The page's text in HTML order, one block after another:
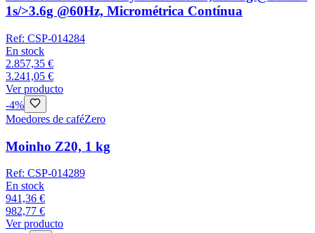
1s/>3.6g @60Hz, Micrométrica Contínua
Ref: CSP-014284
En stock
2.857,35 €
3.241,05 €
Ver producto
-4%
Moedores de caféZero
Moinho Z20, 1 kg
Ref: CSP-014289
En stock
941,36 €
982,77 €
Ver producto